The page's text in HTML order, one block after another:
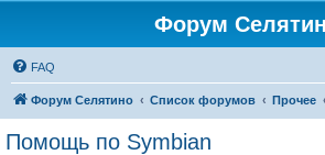
Форум
FAQ
Форум Селятино Список форумов Прочее
Помощь по Symbian